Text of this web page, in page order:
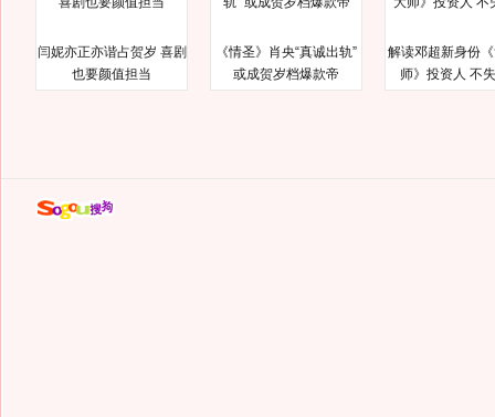
闫妮亦正亦谐占贺岁 喜剧
也要颜值担当
《情圣》肖央“真诚出轨”
或成贺岁档爆款帝
解读邓超新身份
师》投资人 不